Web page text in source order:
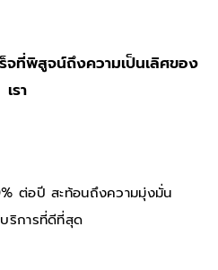
จที่พิสูจน์ถึงความเป็นเลิศของ
เรา
ต่อปี สะท้อนถึงความมุ่งมั่น
ริการที่ดีที่สุด